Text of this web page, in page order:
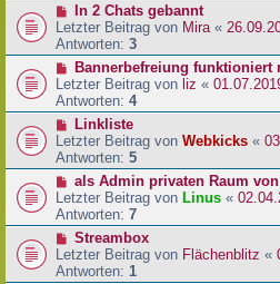
In 2 Chats gebannt
Letzter Beitrag von Mira «
Antworten: 3
Bannerbefreiung funktioniert
Letzter Beitrag von liz «
Antworten: 4
Linkliste
Letzter Beitrag von Webkicks «
Antworten: 5
als Admin privaten Raum
Letzter Beitrag von Linus «
Antworten: 7
Streambox
Letzter Beitrag von Flächenblitz «
Antworten: 1